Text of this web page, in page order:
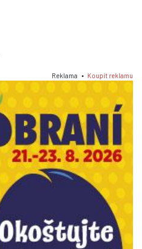
Reklama • Koupit reklamu